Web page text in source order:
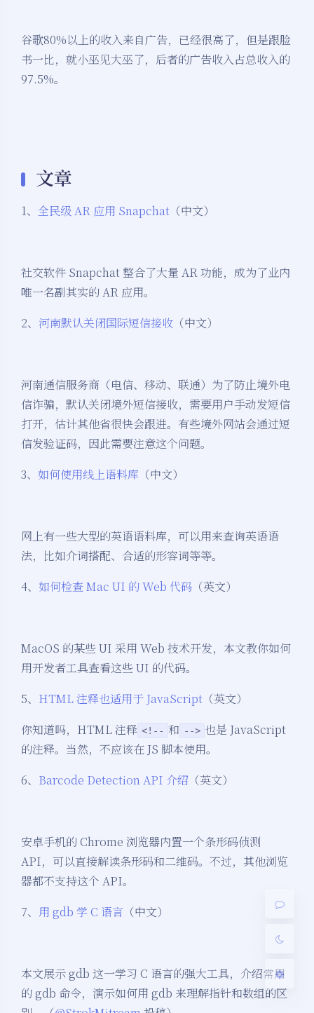
Sans Serif
关闭
谷歌80%以上的收入来自广告，已经很高了，但是跟脸
书一比，就小巫见大巫了，后者的广告收入占总收入的
97.5%。
文章
1、 全民级 AR 应用 Snapchat （中文）
社交软件 Snapchat 整合了大量 AR 功能，成为了业内
唯一名副其实的 AR 应用。
2、 河南默认关闭国际短信接收 （中文）
河南通信服务商（电信、移动、联通）为了防止境外电
信诈骗，默认关闭境外短信接收，需要用户手动发短信
打开，估计其他省很快会跟进。有些境外网站会通过短
信发验证码，因此需要注意这个问题。
3、 如何使用线上语料库 （中文）
网上有一些大型的英语语料库，可以用来查询英语语
法，比如介词搭配、合适的形容词等等。
4、 如何检查 Mac UI 的 Web 代码 （英文）
MacOS 的某些 UI 采用 Web 技术开发，本文教你如何
用开发者工具查看这些 UI 的代码。
5、 HTML 注释也适用于 JavaScript （英文）
你知道吗，HTML 注释 <!-- 和 --> 也是 JavaScript
的注释。当然，不应该在 JS 脚本使用。
6、 Barcode Detection API 介绍 （英文）
安卓手机的 Chrome 浏览器内置一个条形码侦测
API，可以直接解读条形码和二维码。不过，其他浏览
器都不支持这个 API。
7、 用 gdb 学 C 语言 （中文）
本文展示 gdb 这一学习 C 语言的强大工具，介绍常用
的 gdb 命令，演示如何用 gdb 来理解指针和数组的区